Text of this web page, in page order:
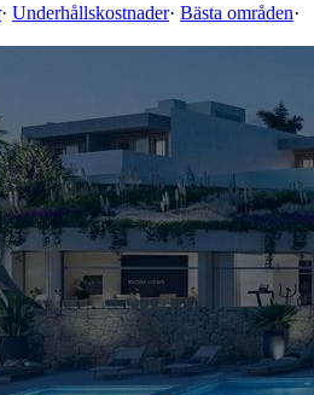
· Underhållskostnader· Bästa områden·